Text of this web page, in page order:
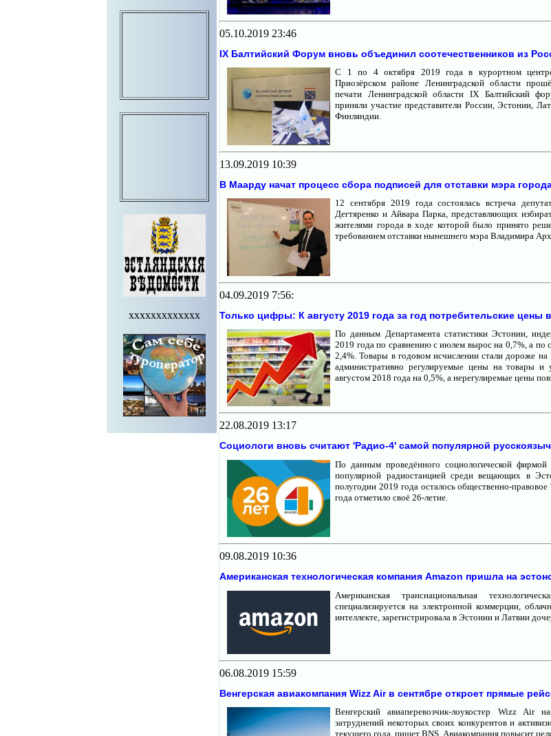
xxxxxxxxxxxxx
05.10.2019 23:46
IX Балтийский Форум вновь объединил соотечественников из
С 1 по 4 октября 2019 года в курортном
Приозёрском районе Ленинградской области
печати Ленинградской области IX Балтийский
приняли участие представители России, Эстонии,
Финляндии.
13.09.2019 10:39
В Маарду начат процесс сбора подписей для отставки мэра
12 сентября 2019 года состоялась встреча
Дегтяренко и Айвара Парка, представляющих
жителями города в ходе которой было принято
требованием отставки нынешнего мэра Владимира
04.09.2019 7:56:
Только цифры: К августу 2019 года за год потребительские цены
По данным Департамента статистики Эстонии,
2019 года по сравнению с июлем вырос на 0,7%, а по
2,4%. Товары в годовом исчислении стали дороже
административно регулируемые цены на товары и
августом 2018 года на 0,5%, а нерегулиремые цены
22.08.2019 13:17
Социологи вновь считают 'Радио-4' самой популярной
По данным проведённого социологической
популярной радиостанцией среди вещающих в
полугодии 2019 года осталось общественно-
года отметило своё 26-летие.
09.08.2019 10:36
Американская технологическая компания Amazon пришла на
Американская транснациональная
специализируется на электронной коммерции,
интеллекте, зарегистрировала в Эстонии и Латвии
06.08.2019 15:59
Венгерская авиакомпания Wizz Air в сентябре откроет прямые
Венгерский авиаперевозчик-лоукостер Wizz Air
затруднений некоторых своих конкурентов и
текущего года, пишет BNS. Авиакомпания повысит
Создание и администрирование